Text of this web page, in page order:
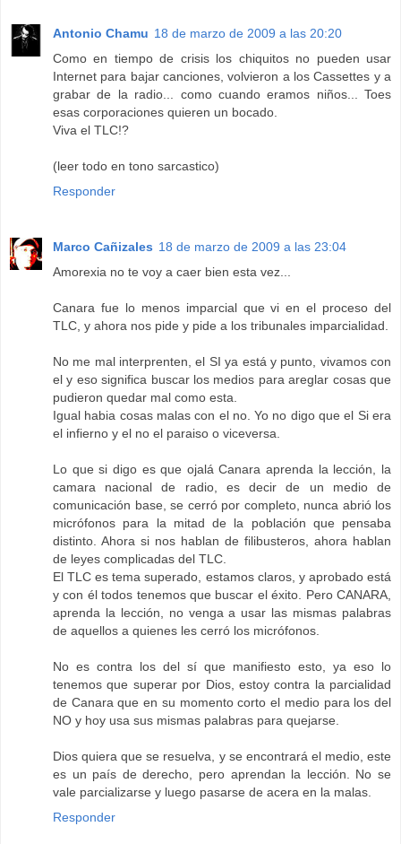
Antonio Chamu 18 de marzo de 2009 a las 20:20
Como en tiempo de crisis los chiquitos no pueden usar
Internet para bajar canciones, volvieron a los Cassettes y a
grabar de la radio... como cuando eramos niños... Toes
esas corporaciones quieren un bocado.
Viva el TLC!?
(leer todo en tono sarcastico)
Responder
Marco Cañizales 18 de marzo de 2009 a las 23:04
Amorexia no te voy a caer bien esta vez...
Canara fue lo menos imparcial que vi en el proceso del
TLC, y ahora nos pide y pide a los tribunales imparcialidad.
No me mal interprenten, el SI ya está y punto, vivamos con
el y eso significa buscar los medios para areglar cosas que
pudieron quedar mal como esta.
Igual habia cosas malas con el no. Yo no digo que el Si era
el infierno y el no el paraiso o viceversa.
Lo que si digo es que ojalá Canara aprenda la lección, la
camara nacional de radio, es decir de un medio de
comunicación base, se cerró por completo, nunca abrió los
micrófonos para la mitad de la población que pensaba
distinto. Ahora si nos hablan de filibusteros, ahora hablan
de leyes complicadas del TLC.
El TLC es tema superado, estamos claros, y aprobado está
y con él todos tenemos que buscar el éxito. Pero CANARA,
aprenda la lección, no venga a usar las mismas palabras
de aquellos a quienes les cerró los micrófonos.
No es contra los del sí que manifiesto esto, ya eso lo
tenemos que superar por Dios, estoy contra la parcialidad
de Canara que en su momento corto el medio para los del
NO y hoy usa sus mismas palabras para quejarse.
Dios quiera que se resuelva, y se encontrará el medio, este
es un país de derecho, pero aprendan la lección. No se
vale parcializarse y luego pasarse de acera en la malas.
Responder